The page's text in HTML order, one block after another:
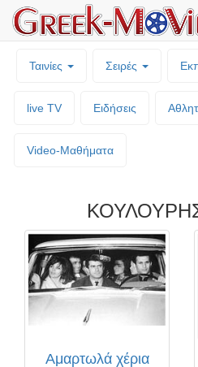
Ταινίες Σειρές
live TV Ειδήσεις
Video-Mαθήματα
Αμαρτωλά χέρια